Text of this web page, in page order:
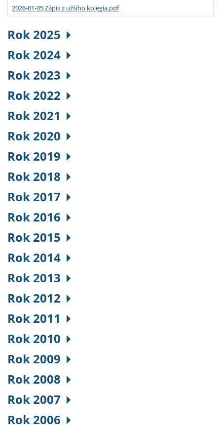
2026-01-05 Zápis z užšího kolegia.pdf
Rok 2025
Rok 2024
Rok 2023
Rok 2022
Rok 2021
Rok 2020
Rok 2019
Rok 2018
Rok 2017
Rok 2016
Rok 2015
Rok 2014
Rok 2013
Rok 2012
Rok 2011
Rok 2010
Rok 2009
Rok 2008
Rok 2007
Rok 2006